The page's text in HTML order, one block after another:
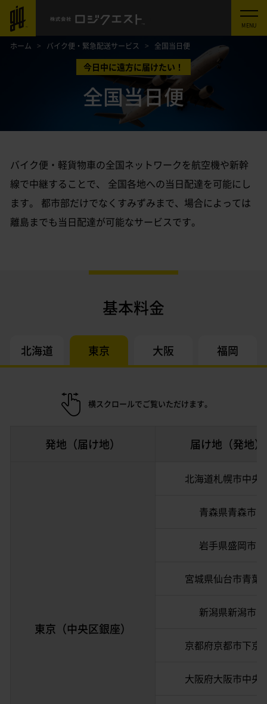
今日中に遠方に届けたい！
全国当日便
ホーム バイク便・緊急配送サービス 全国当日便
バイク便・軽貨物車の全国ネットワークを航空機や新幹
線で中継することで、 全国各地への当日配達を可能にし
ます。 都市部だけでなくすみずみまで、場合によっては
離島までも当日配達が可能なサービスです。
基本料金
北海道 東京 大阪 福岡
横スクロールでご覧いただけます。
発地（届け地） 届け地（発地）
東京（中央区銀座）
北海道札幌市中央
青森県青森市
岩手県盛岡市
宮城県仙台市青葉
新潟県新潟市
京都府京都市下京
大阪府大阪市中央